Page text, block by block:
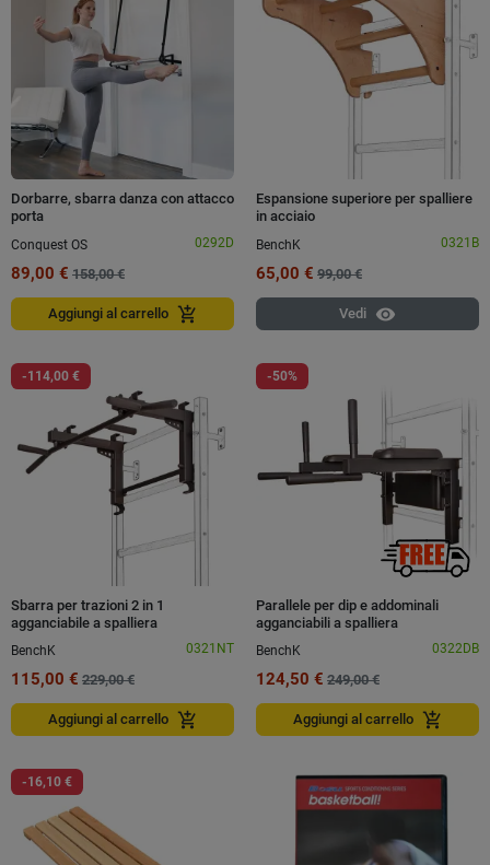
Dorbarre, sbarra danza con attacco
porta
Conquest OS
0292D
89,00 € 158,00 €
Aggiungi al carrello add_shopping_cart
Espansione superiore per spalliere
in acciaio
BenchK
0321B
65,00 € 99,00 €
Vedi visibility
-114,00 €
Sbarra per trazioni 2 in 1
agganciabile a spalliera
BenchK
0321NT
115,00 € 229,00 €
Aggiungi al carrello add_shopping_cart
-50%
Parallele per dip e addominali
agganciabili a spalliera
BenchK
0322DB
124,50 € 249,00 €
Aggiungi al carrello add_shopping_cart
-16,10 €